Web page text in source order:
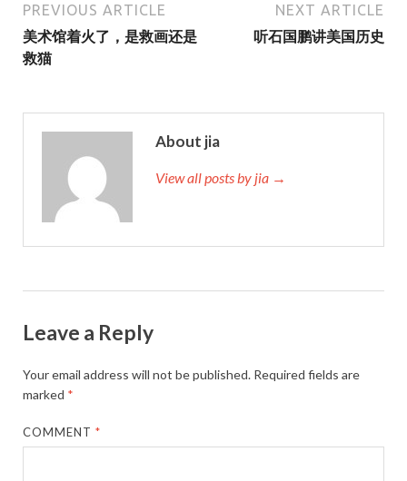
PREVIOUS ARTICLE
美术馆着火了，是救画还是
救猫
NEXT ARTICLE
听石国鹏讲美国历史
About jia
View all posts by jia →
Leave a Reply
Your email address will not be published. Required fields are
marked *
COMMENT*